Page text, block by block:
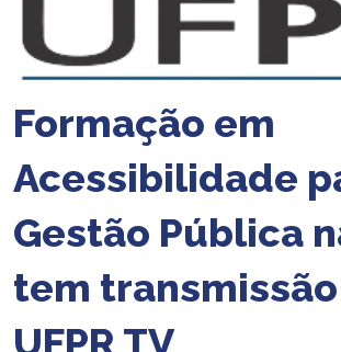
Formação em
Acessibilidade
Gestão Pública
tem
UFPR TV